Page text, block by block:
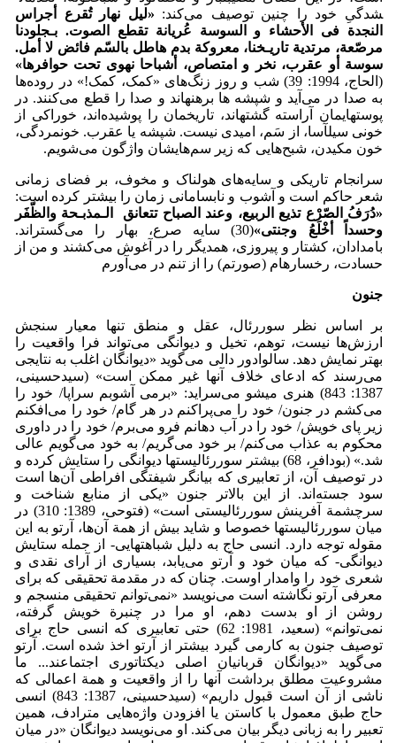
شدگیِ خود را چنین توصیف می‌کند: «لیل نهار تُقرع أجراس
النجدة فی الأحشاء و السوسة عُریانة تقطع الصوت. بـجلودنا
مرصّعة، مرتدیة تاریـخنا، معروکة بدم هاطل بالسّم فائض لا أمل.
سوسة أو عقرب، نخر و امتصاص، أشباحا نهوی تحت حوافرها»
(الحاج، 1994: 39) شب و روز زنگ‌های «کمک، کمک!» در روده‌ها
به صدا در می‌آید و شپشه ها برهنه­اند و صدا را قطع می‌کنند. در
پوستهایمان آراسته گشته­اند، تاریخمان را پوشیده‌اند، خوراکی از
خونی سیل­آسا، از سَم، امیدی نیست. شپشه یا عقرب. خون­مردگی،
خون مکیدن، شبح‌هایی که زیر سم‌هایشان واژگون می‌شویم.
سرانجام تاریکی و سایه‌های هولناک و مخوف، بر فضای زمانی
شعر حاکم است و آشوب و نابسامانی زمان را بیشتر کرده است:
«دُرَفُ الصّرْع تذیع الربیع، وعند الصباح تتعانق
الـمذبـحة والظّفَر
وحسداً أخْلَعُ وجنتی»
(30) سایه صرع، بهار را می‌گستراند.
بامدادان، کشتار و پیروزی، همدیگر را در آغوش می‌کشند و من از
حسادت، رخساره­ام (صورتم) را از تنم در می‌آورم
جنون
بر اساس نظر سوررئال، عقل و منطق تنها معیار سنجش
ارزش‌ها نیست، توهم، تخیل و دیوانگی می‌تواند فرا واقعیت را
بهتر نمایش دهد. سالوادور دالی می‌گوید «دیوانگان اغلب به نتایجی
می‌رسند که ادعای خلاف آنها غیر ممکن است» (سیدحسینی،
1387: 843) هنری میشو می‌سراید: «برمی آشوبم سراپا/ خود را
می‌کشم در جنون/ خود را می‌پراکنم در هر گام/ خود را می‌افکنم
زیر پای خویش/ خود را در آب دهانم فرو می‌برم/ خود را در داوری
محکوم به عذاب می‌کنم/ بر خود می‌گریم/ به خود می‌گویم عالی
شد.» (بودافر، 68) بیشتر سوررئالیست­ها دیوانگی را ستایش کرده و
در توصیف آن، از تعابیری که بیانگر شیفتگی افراطی آن‌ها است
سود جسته‌اند. از این بالاتر جنون «یکی از منابع شناخت و
سرچشمة آفرینش سوررئالیستی است» (فتوحی، 1389: 310) در
میان سوررئالیست­ها خصوصا و شاید بیش از همة آن‌ها، آرتو به این
مقوله توجه دارد. انسی حاج به دلیل شباهت­هایی- از جمله ستایش
دیوانگی- که میان خود و آرتو می‌یابد، بسیاری از آرای نقدی و
شعری خود را وامدار اوست. چنان که در مقدمة تحقیقی که برای
معرفی آرتو نگاشته است می‌نویسد «نمی‌توانم تحقیقی منسجم و
روشن از او بدست دهم، او مرا در چنبرة خویش گرفته،
نمی‌توانم» (سعید، 1981: 62) حتی تعابیری که انسی حاج برای
توصیف جنون به کارمی گیرد بیشتر از آرتو اخذ شده است. آرتو
می‌گوید «دیوانگان قربانیان اصلی دیکتاتوری اجتماعند... ما
مشروعیت مطلق برداشت آنها را از واقعیت و همة اعمالی که
ناشی از آن است قبول داریم» (سیدحسینی، 1387: 843) انسی
حاج طبق معمول با کاستن یا افزودن واژه‌هایی مترادف، همین
تعبیر را به زبانی دیگر بیان می‌کند. او می‌نویسد دیوانگان «در میان